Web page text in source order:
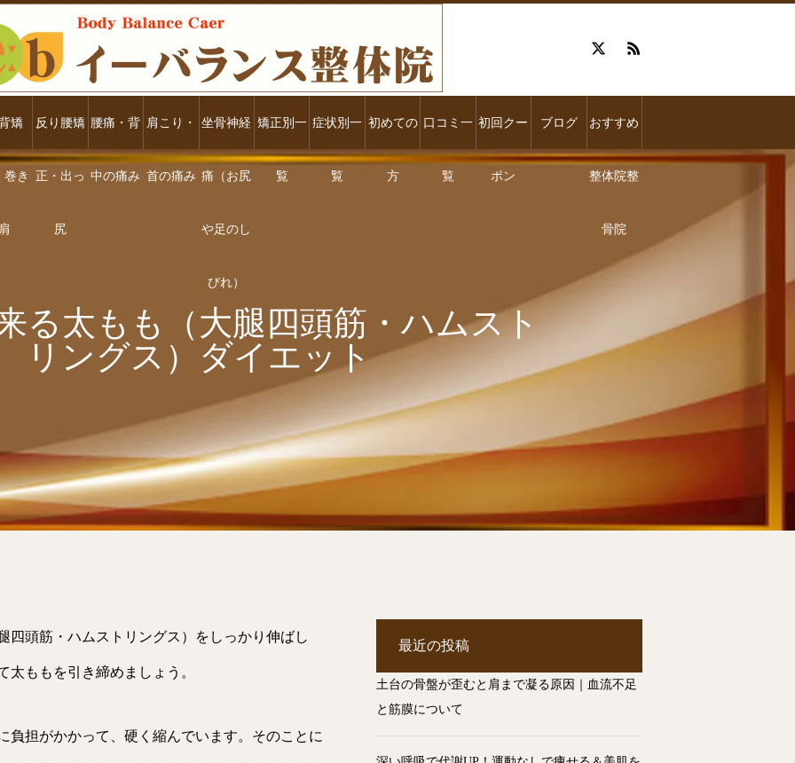
矯
巻き
反り腰矯
正・出っ
尻
腰痛・背
中の痛み
肩こり・
首の痛み
坐骨神経
痛（お尻
や足のし
びれ）
矯正別一
覧
症状別一
覧
初めての
方
口コミ一
覧
初回クー
ポン
ブログ おすすめ
整体院整
骨院
る太もも（大腿四頭筋・ハムスト
リングス）ダイエット
四頭筋・ハムストリングス）をしっかり伸ばし
ももを引き締めましょう。
負担がかかって、硬く縮んでいます。そのことに
最近の投稿
土台の骨盤が歪むと肩まで凝る原因｜血流不足
と筋膜について